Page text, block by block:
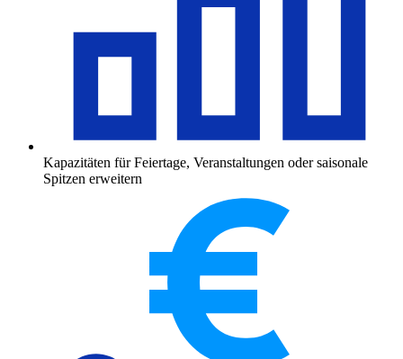
Kapazitäten für Feiertage, Veranstaltungen oder saisonale
Spitzen erweitern